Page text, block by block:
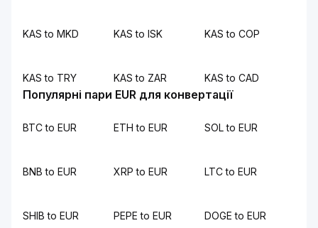
KAS to MKD KAS to ISK KAS to COP
KAS to TRY KAS to ZAR KAS to CAD
Популярні пари EUR для конвертації
BTC to EUR ETH to EUR SOL to EUR
BNB to EUR XRP to EUR LTC to EUR
SHIB to EUR PEPE to EUR DOGE to EUR